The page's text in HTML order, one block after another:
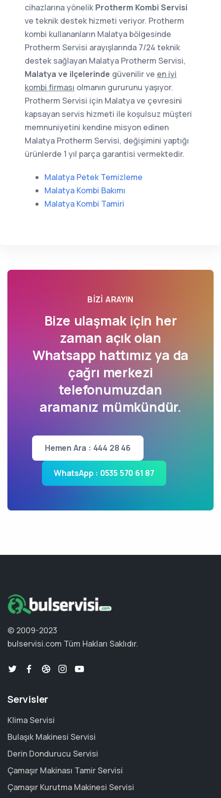
cihazlarına yönelik Protherm Kombi Servisi
ve teknik destek hizmeti veriyor. Protherm
kombi kullananların Malatya bölgesinde
Protherm Servisi arayışlarında 7/24 teknik
destek sağlayan Malatya Protherm Servisi,
Malatya ve ilçelerinde güvenilir ve en iyi
kombi firması olmanın gururunu yaşıyor.
Protherm Servisi için Malatya ve çevresini
kapsayan servis hizmeti ile koşulsuz müşteri
memnuniyetini kendine misyon edinen
Malatya Protherm Servisi, değişimini yaptığı
ürünlerde 1 yıl parça garantisi vermektedir.
Malatya Petek Temizleme
Malatya Kombi Bakımı
Malatya Kombi Tamiri
BIZI ARAYIN
Bize ulaşmak için her
zaman açık olan
Whatsapp hattımız ya da
çağrı merkezi
telefonumuzdan
aramanız mümkündür.
Hemen Ara : 444 28 46
WhatsApp : 0535 570 61 87
© 2009-2023
bulservisi.com Tüm Hakları Saklıdır.
Servisler
Klima Servisi
Bulaşık Makinesi Servisi
Derin Dondurucu Servisi
Çamaşır Makinası Tamir Servisi
Çamaşır Kurutma Makinesi Servisi